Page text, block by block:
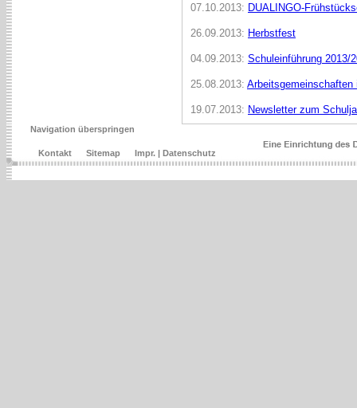
07.10.2013: DUALINGO-
26.09.2013: Herbstfest
04.09.2013: Schuleinführung 2013/
25.08.2013: Arbeitsgemeinschaften
19.07.2013: Newsletter zum
Navigation überspringen
Kontakt Sitemap Impr. | Datenschutz